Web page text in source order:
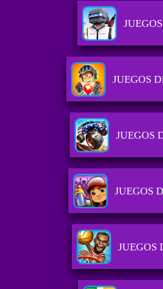
JUEGOS
JUEGOS
JUEGOS
JUEGOS